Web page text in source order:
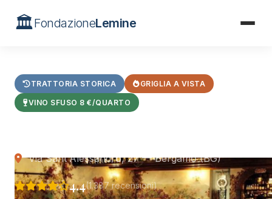
🏛️FondazioneLemine
TRATTORIA STORICA GRIGLIA A VISTA
VINO SFUSO 8 €/QUARTO
Via Sant'Alessandro, 27 — Bergamo (BG)
4.4(1.387 recensioni)